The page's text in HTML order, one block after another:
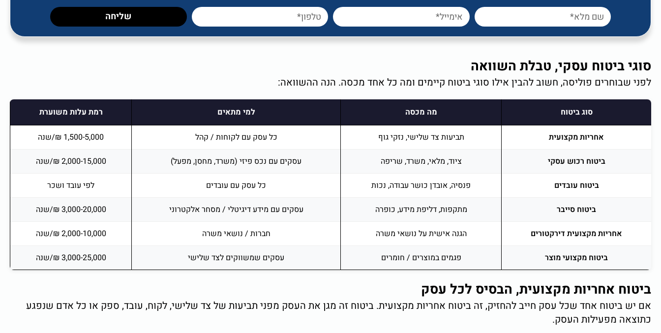
שליחה
סוגי ביטוח עסקי, טבלת השוואה
לפני שבוחרים פוליסה, חשוב להבין אילו סוגי ביטוח קיימים ומה כל אחד מכסה. הנה ההשוואה:
סוג ביטוח מה מכסה למי מתאים רמת עלות משוערת
אחריות מקצועית תביעות צד שלישי, נזקי גוף כל עסק עם לקוחות / קהל 1,500-5,000 ₪/שנה
ביטוח רכוש עסקי ציוד, מלאי, משרד, שריפה עסקים עם נכס פיזי (משרד, מחסן, מפעל) 2,000-15,000 ₪/שנה
ביטוח עובדים פנסיה, אובדן כושר עבודה, נכות כל עסק עם עובדים לפי עובד ושכר
ביטוח סייבר מתקפות, דליפת מידע, כופרה עסקים עם מידע דיגיטלי / מסחר אלקטרוני 3,000-20,000 ₪/שנה
אחריות מקצועית דירקטורים הגנה אישית על נושאי משרה חברות / נושאי משרה 2,000-10,000 ₪/שנה
ביטוח מקצועי מוצר פגמים במוצרים / חומרים עסקים שמשווקים לצד שלישי 3,000-25,000 ₪/שנה
ביטוח אחריות מקצועית, הבסיס לכל עסק
אם יש ביטוח אחד שכל עסק חייב להחזיק, זה ביטוח אחריות מקצועית. ביטוח זה מגן את העסק מפני תביעות של צד שלישי, לקוח, עובד, ספק או כל אדם שנפגע
כתוצאה מפעילות העסק.